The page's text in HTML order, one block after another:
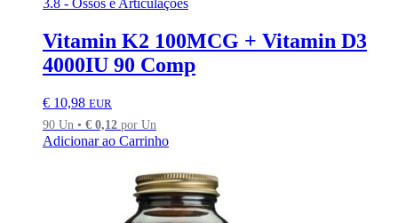
Vitamin K2 100MCG + Vitamin D3
4000IU 90 Comp
€ 10,98 EUR
90 Un • € 0,12 por Un
Adicionar ao Carrinho